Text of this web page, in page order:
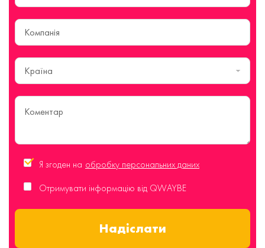
Країна
Я згоден на обробку персональних даних
Отримувати інформацію від QWAYBE
Надіслати